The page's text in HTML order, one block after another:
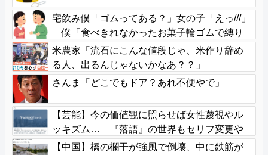
宅飲み僕「ゴムってある？」女の子「えっ///」
僕「食べきれなかったお菓子輪ゴムで縛り
たくて」女の子「⋯あ、そ、そっか///」
米農家「流石にこんな値段じゃ、米作り辞め
る人、出るんじゃないかなあ？？」
さんま「どこでもドア？あれ不便やで」
【芸能】今の価値観に照らせば女性蔑視やル
ッキズム… 『落語』の世界もセリフ変更や
改作、現代にふさわしい表現模索の動き
【中国】橋の欄干が強風で倒壊、中に鉄筋が